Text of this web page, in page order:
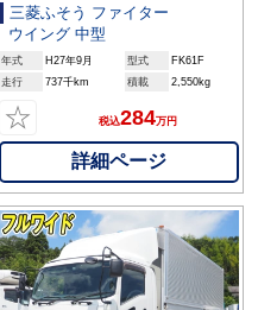
三菱ふそう ファイター
ウイング 中型
年式 H27年9月 型式
FK61F
走行
737千km 積載 2,550kg
☆ 税込284万円
詳細ページ